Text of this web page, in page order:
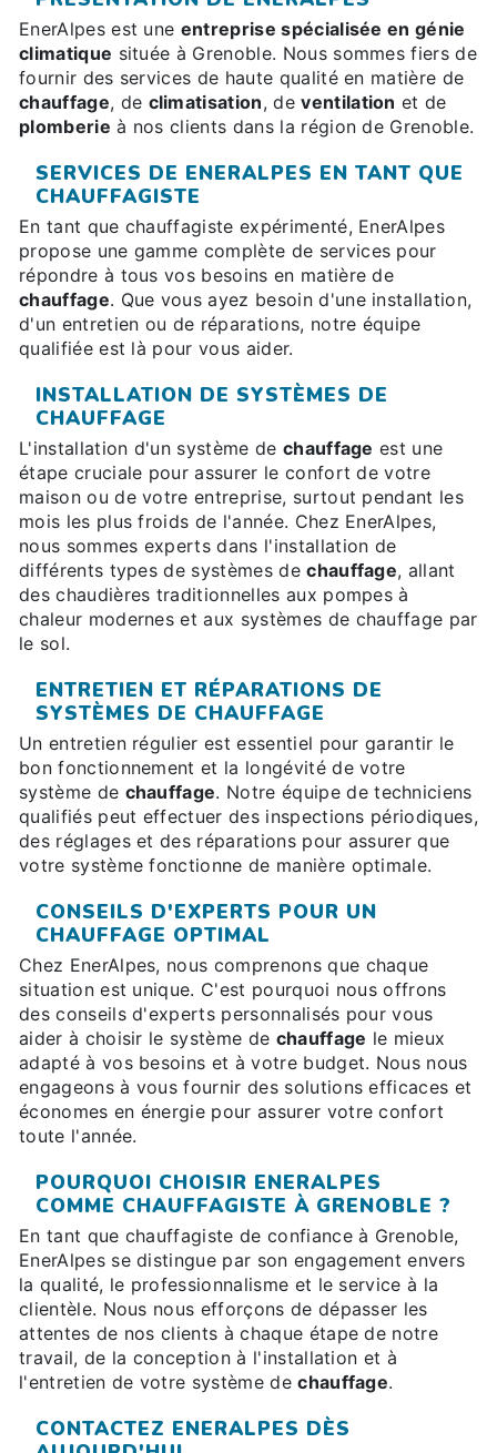
EnerAlpes est une entreprise spécialisée en génie
climatique située à Grenoble. Nous sommes fiers de
fournir des services de haute qualité en matière de
chauffage, de climatisation, deventilation et de
plomberie à nos clients dans la région de Grenoble.
SERVICES DE ENERALPES EN TANT QUE
CHAUFFAGISTE
En tant que chauffagiste expérimenté, EnerAlpes
propose une gamme complète de services pour
répondre à tous vos besoins en matière de
chauffage. Que vous ayez besoin d'une installation,
d'un entretien ou de réparations, notre équipe
qualifiée est là pour vous aider.
INSTALLATION DE SYSTÈMES DE
CHAUFFAGE
L'installation d'un système de chauffage est une
étape cruciale pour assurer le confort de votre
maison ou de votre entreprise, surtout pendant les
mois les plus froids de l'année. Chez EnerAlpes,
nous sommes experts dans l'installation de
différents types de systèmes dechauffage, allant
des chaudières traditionnelles aux pompes à
chaleur modernes et aux systèmes de chauffage par
le sol.
ENTRETIEN ET RÉPARATIONS DE
SYSTÈMES DE CHAUFFAGE
Un entretien régulier est essentiel pour garantir le
bon fonctionnement et la longévité de votre
système de chauffage. Notre équipe de techniciens
qualifiés peut effectuer des inspections périodiques,
des réglages et des réparations pour assurer que
votre système fonctionne de manière optimale.
CONSEILS D'EXPERTS POUR UN
CHAUFFAGE OPTIMAL
Chez EnerAlpes, nous comprenons que chaque
situation est unique. C'est pourquoi nous offrons
des conseils d'experts personnalisés pour vous
aider à choisir le système de chauffage le mieux
adapté à vos besoins et à votre budget. Nous nous
engageons à vous fournir des solutions efficaces et
économes en énergie pour assurer votre confort
toute l'année.
POURQUOI CHOISIR ENERALPES
COMME CHAUFFAGISTE À GRENOBLE ?
En tant que chauffagiste de confiance à Grenoble,
EnerAlpes se distingue par son engagement envers
la qualité, le professionnalisme et le service à la
clientèle. Nous nous efforçons de dépasser les
attentes de nos clients à chaque étape de notre
travail, de la conception à l'installation et à
l'entretien de votre système dechauffage.
CONTACTEZ ENERALPES DÈS